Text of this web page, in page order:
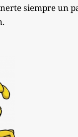
siempre un